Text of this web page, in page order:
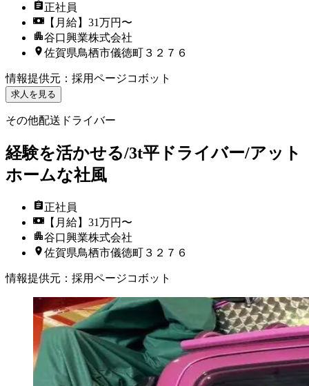
正社員
【月給】31万円〜
谷口興業株式会社
佐賀県鳥栖市儀徳町３２７６
情報提供元 ： 採用ページコボット
求人を見る
その他配送ドライバー
経験を活かせる/3t平ドライバー/アット
ホームな社風
正社員
【月給】31万円〜
谷口興業株式会社
佐賀県鳥栖市儀徳町３２７６
情報提供元 ： 採用ページコボット